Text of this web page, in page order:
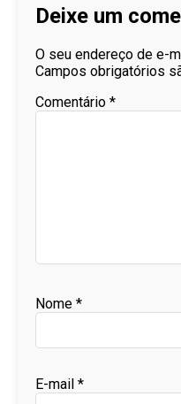
Deixe um
O seu endereço de e-
Campos obrigatórios
Comentário *
Nome *
E-mail *